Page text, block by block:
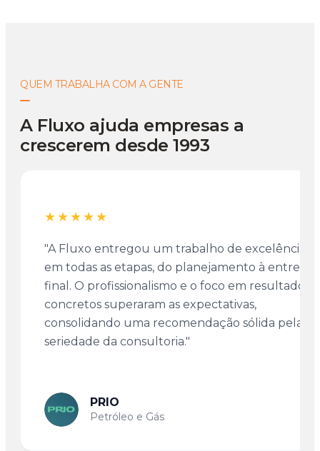
QUEM TRABALHA COM A GENTE
A Fluxo ajuda empresas a
crescerem desde 1993
★★★★★
"A Fluxo entregou um trabalho de excelência
em todas as etapas, do planejamento à entrega
final. O profissionalismo e o foco em resultados
concretos superaram as expectativas,
consolidando uma recomendação sólida pela
seriedade da consultoria."
PRIO
Petróleo e Gás